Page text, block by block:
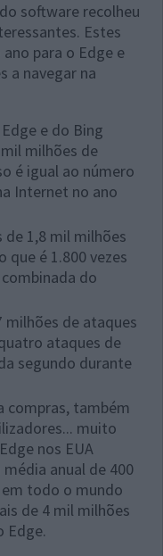
software recolheu
Estes
para o Edge e
a navegar na
e do Bing
milhões de
é igual ao número
Internet no ano
1,8 mil milhões
que é 1.800 vezes
do
milhões de ataques
ataques de
segundo durante
compras, também
muito
nos EUA
anual de 400
todo o mundo
de 4 mil milhões
Edge.